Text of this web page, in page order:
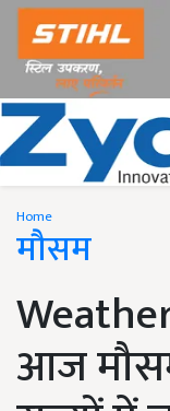
Home
मौसम
आज